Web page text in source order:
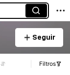
Seguir
Filtros